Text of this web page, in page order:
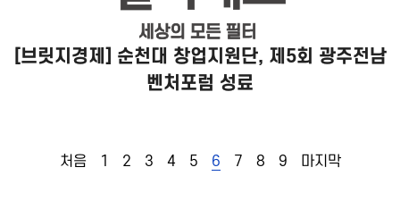
[브릿지경제] 순천대 창업지원단, 제5회 광주전남
벤처포럼 성료
처음 1 2 3 4 5 6 7 8 9 마지막